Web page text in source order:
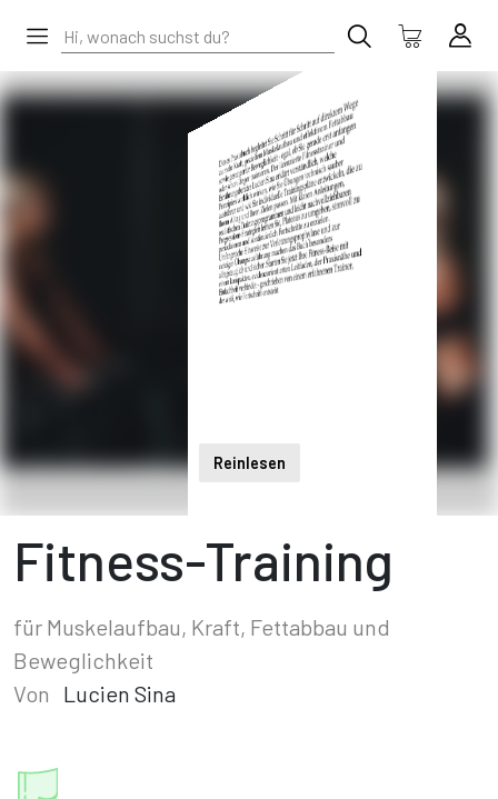
Reinlesen
Fitness-Training
für Muskelaufbau, Kraft, Fettabbau und
Beweglichkeit
Von
Lucien Sina